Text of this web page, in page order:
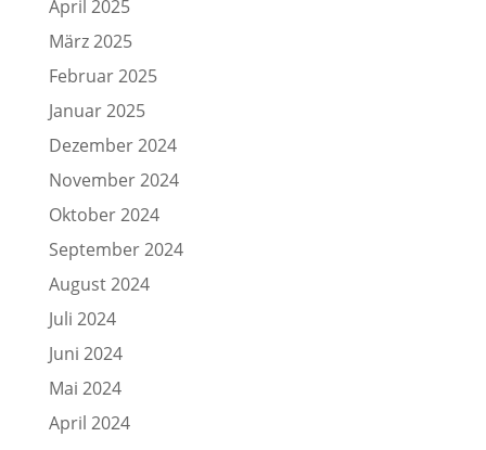
April 2025
März 2025
Februar 2025
Januar 2025
Dezember 2024
November 2024
Oktober 2024
September 2024
August 2024
Juli 2024
Juni 2024
Mai 2024
April 2024